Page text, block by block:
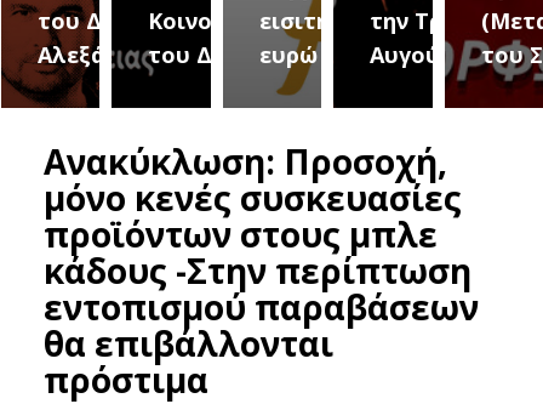
του Δήμου
Αλεξάνδρειας
Κοινοτήτων
του Δήμου
εισιτήριο 2
ευρώ
την Τρίτη 18
Αυγούστουτου
Ανακύκλωση: Προσοχή,
μόνο κενές συσκευασίες
προϊόντων στους μπλε
κάδους -Στην περίπτωση
εντοπισμού παραβάσεων
θα επιβάλλονται
πρόστιμα